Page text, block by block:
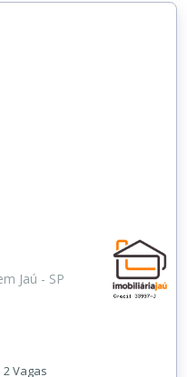
Jaú - SP
2 Vagas